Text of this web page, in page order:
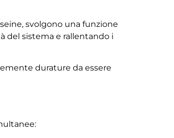
svolgono una funzione
del sistema e rallentando i
durature da essere